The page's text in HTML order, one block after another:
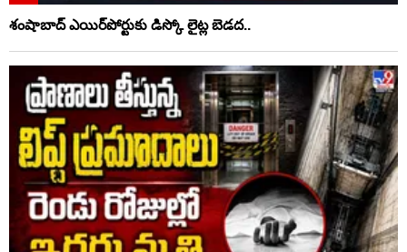
శంషాబాద్ ఎయిర్‌పోర్టుకు డిస్కో లైట్ల బెడద..